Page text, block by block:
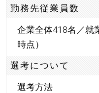
勤務先従業員数
企業全体418名／就
時点）
選考について
選考方法